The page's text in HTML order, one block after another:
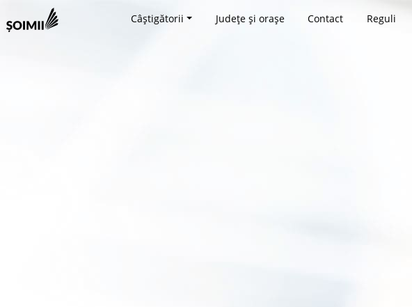
Câștigătorii Județe și orașe Contact Reguli